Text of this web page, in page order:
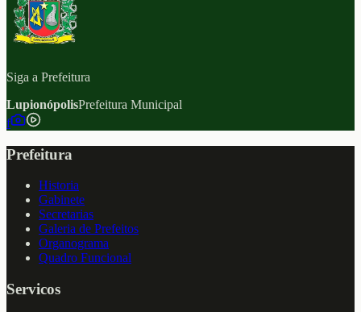
Siga a Prefeitura
LupionópolisPrefeitura Municipal
f
Prefeitura
Historia
Gabinete
Secretarias
Galeria de Prefeitos
Organograma
Quadro Funcional
Servicos